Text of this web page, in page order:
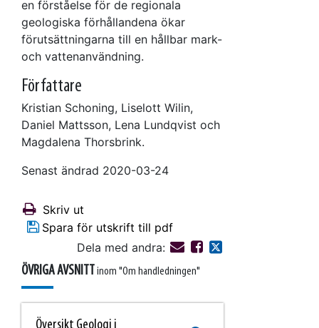
en förståelse för de regionala
geologiska förhållandena ökar
förutsättningarna till en hållbar mark-
och vattenanvändning.
Författare
Kristian Schoning, Liselott Wilin,
Daniel Mattsson, Lena Lundqvist och
Magdalena Thorsbrink.
Senast ändrad 2020-03-24
Skriv ut
Spara för utskrift till pdf
Dela med andra:
ÖVRIGA AVSNITT inom "Om handledningen"